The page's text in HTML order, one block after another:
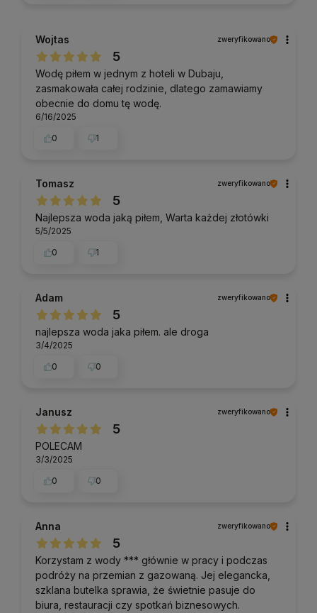
Wojtas zweryfikowano
5
Wodę piłem w jednym z hoteli w Dubaju,
zasmakowała całej rodzinie, dlatego zamawiamy
obecnie do domu tę wodę.
6/16/2025
0
1
Tomasz zweryfikowano
5
Najlepsza woda jaką piłem, Warta każdej złotówki
5/5/2025
0
1
Adam zweryfikowano
5
najlepsza woda jaka piłem. ale droga
3/4/2025
0
0
Janusz zweryfikowano
5
POLECAM
3/3/2025
0
0
Anna zweryfikowano
5
Korzystam z wody *** głównie w pracy i podczas
podróży na przemian z gazowaną. Jej elegancka,
szklana butelka sprawia, że świetnie pasuje do
biura, restauracji czy spotkań biznesowych.